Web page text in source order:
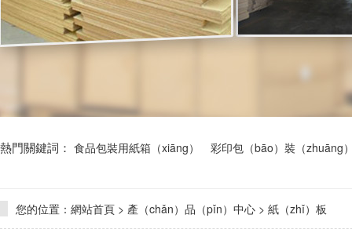
熱門關鍵詞： 食品包裝用紙箱（xiāng） 彩印包（bāo）裝（zhuāng
您的位置： 網站首頁 > 產（chǎn）品（pǐn）中心 > 紙（zhǐ）板